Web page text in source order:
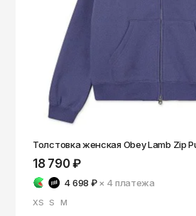
Толстовка женская Obey Lamb Zip
18 790 ₽
4 698 ₽ × 4платежа
XS S M